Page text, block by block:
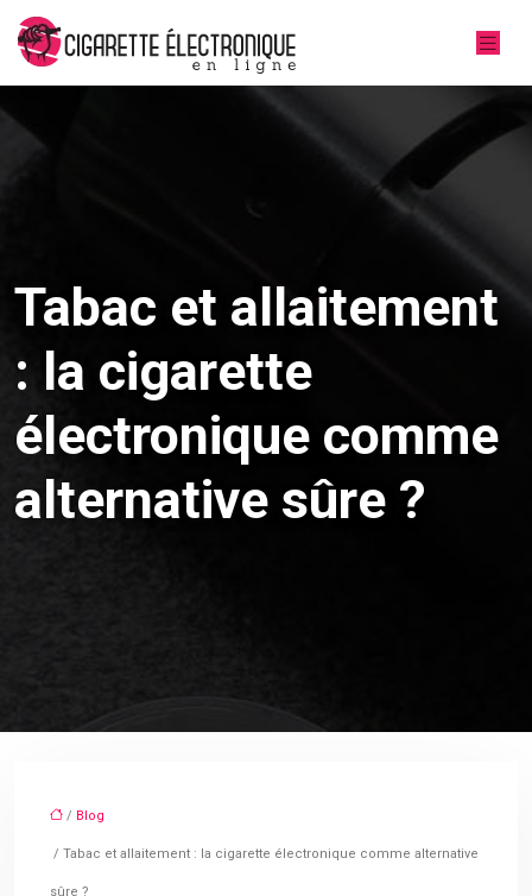
Tabac et allaitement
: la cigarette
électronique comme
alternative sûre ?
/ Blog
/ Tabac et allaitement : la cigarette électronique comme alternative
sûre ?